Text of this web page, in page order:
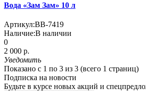
Вода «Зам Зам» 10 л
Артикул:BB-7419
Наличие:В наличии
0
2 000 р.
Уведомить
Показано с 1 по 3 из 3 (всего 1 страниц)
Подписка на новости
Будьте в курсе новых акций и